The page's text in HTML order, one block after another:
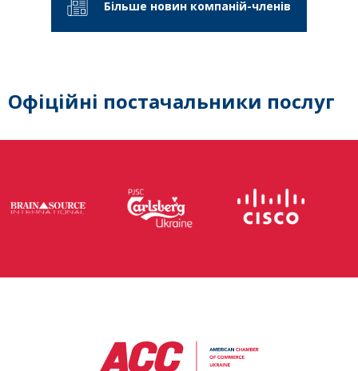
Більше новин компаній-членів
Офіційні постачальники послуг